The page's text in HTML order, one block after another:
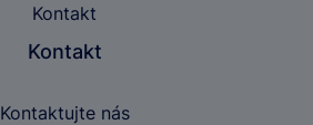
Kontakt
Kontakt
Kontaktujte nás